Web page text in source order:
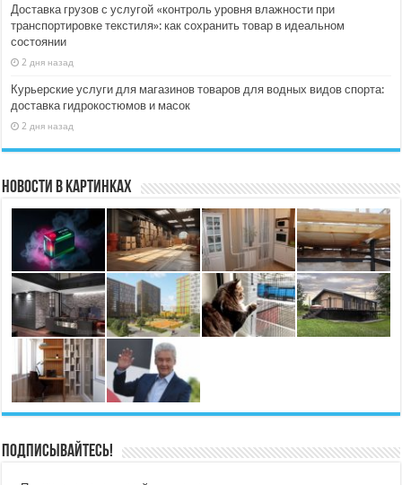
Доставка грузов с услугой «контроль уровня влажности при
транспортировке текстиля»: как сохранить товар в идеальном
состоянии
2 дня назад
Курьерские услуги для магазинов товаров для водных видов спорта:
доставка гидрокостюмов и масок
2 дня назад
Новости в картинках
Подписывайтесь!